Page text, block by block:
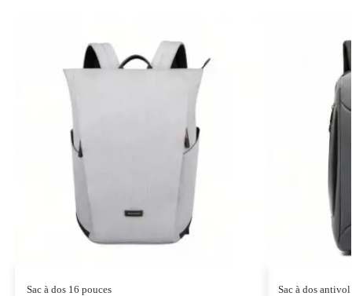
Sac à dos 16 pouces Sac à dos antivol